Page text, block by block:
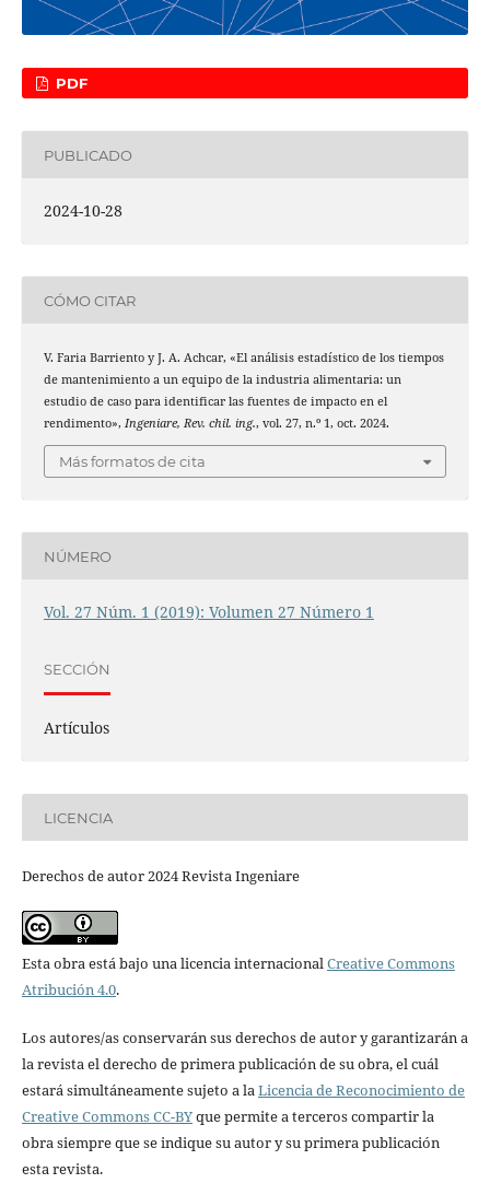
PDF
PUBLICADO
2024-10-28
CÓMO CITAR
V. Faria Barriento y J. A. Achcar, «El análisis estadístico de los tiempos
de mantenimiento a un equipo de la industria alimentaria: un
estudio de caso para identificar las fuentes de impacto en el
rendimento», Ingeniare, Rev. chil. ing., vol. 27, n.º 1, oct. 2024.
Más formatos de cita
NÚMERO
Vol. 27 Núm. 1 (2019): Volumen 27 Número 1
SECCIÓN
Artículos
LICENCIA
Derechos de autor 2024 Revista Ingeniare
Esta obra está bajo una licencia internacionalCreative Commons
Atribución 4.0.
Los autores/as conservarán sus derechos de autor y garantizarán a
la revista el derecho de primera publicación de su obra, el cuál
estará simultáneamente sujeto a laLicencia de Reconocimiento de
Creative Commons CC-BYque permite a terceros compartir la
obra siempre que se indique su autor y su primera publicación
esta revista.